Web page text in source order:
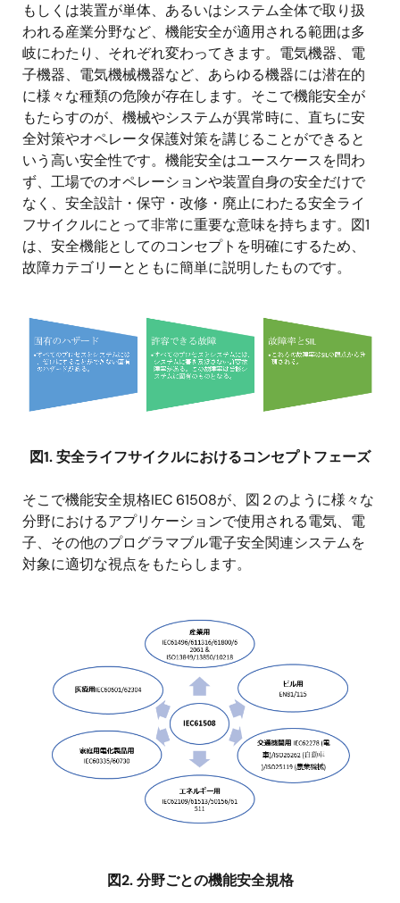
もしくは装置が単体、あるいはシステム全体で取り扱
われる産業分野など、機能安全が適用される範囲は多
岐にわたり、それぞれ変わってきます。電気機器、電
子機器、電気機械機器など、あらゆる機器には潜在的
に様々な種類の危険が存在します。そこで機能安全が
もたらすのが、機械やシステムが異常時に、直ちに安
全対策やオペレータ保護対策を講じることができると
いう高い安全性です。機能安全はユースケースを問わ
ず、工場でのオペレーションや装置自身の安全だけで
なく、安全設計・保守・改修・廃止にわたる安全ライ
フサイクルにとって非常に重要な意味を持ちます。図1
は、安全機能としてのコンセプトを明確にするため、
故障カテゴリーとともに簡単に説明したものです。
図1. 安全ライフサイクルにおけるコンセプトフェーズ
そこで機能安全規格IEC 61508が、図２のように様々な
分野におけるアプリケーションで使用される電気、電
子、その他のプログラマブル電子安全関連システムを
対象に適切な視点をもたらします。
図2. 分野ごとの機能安全規格